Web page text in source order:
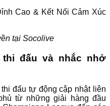
tại Socolive
đấu và nhắc nhở
đấu tự động cập nhật liên
từ những giải hàng đầu